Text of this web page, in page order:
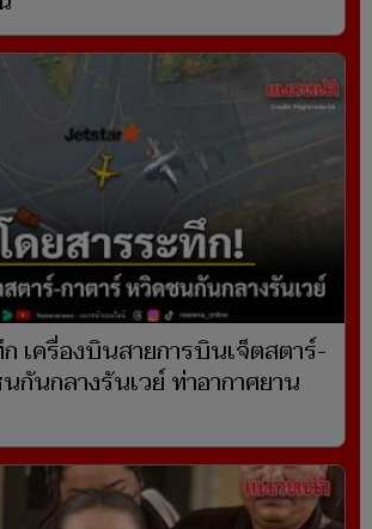
เครื่องบินสายการบินเจ็ตสตาร์-
กันกลางรันเวย์ ท่าอากาศยาน